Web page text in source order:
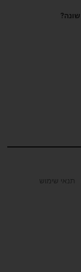
תנאי שימוש